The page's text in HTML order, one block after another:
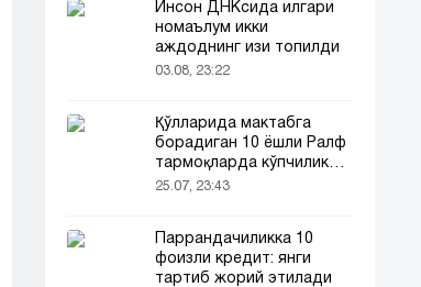
Инсон ДНКсида илгари
номаълум икки
аждоднинг изи топилди
03.08, 23:22
Қўлларида мактабга
борадиган 10 ёшли Ралф
тармоқларда кўпчиликни
таъсирлантирди
25.07, 23:43
Паррандачиликка 10
фоизли кредит: янги
тартиб жорий этилади